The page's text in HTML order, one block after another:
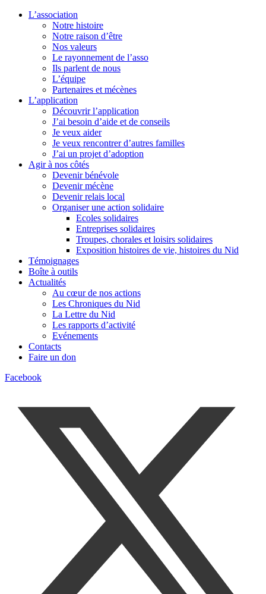
L’association
Notre histoire
Notre raison d’être
Nos valeurs
Le rayonnement de l’asso
Ils parlent de nous
L’équipe
Partenaires et mécènes
L’application
Découvrir l’application
J’ai besoin d’aide et de conseils
Je veux aider
Je veux rencontrer d’autres familles
J’ai un projet d’adoption
Agir à nos côtés
Devenir bénévole
Devenir mécène
Devenir relais local
Organiser une action solidaire
Ecoles solidaires
Entreprises solidaires
Troupes, chorales et loisirs solidaires
Exposition histoires de vie, histoires du Nid
Témoignages
Boîte à outils
Actualités
Au cœur de nos actions
Les Chroniques du Nid
La Lettre du Nid
Les rapports d’activité
Evénements
Contacts
Faire un don
Facebook